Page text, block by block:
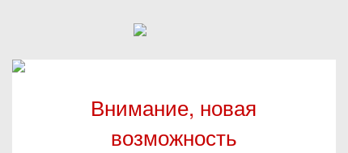
Внимание, новая
возможность